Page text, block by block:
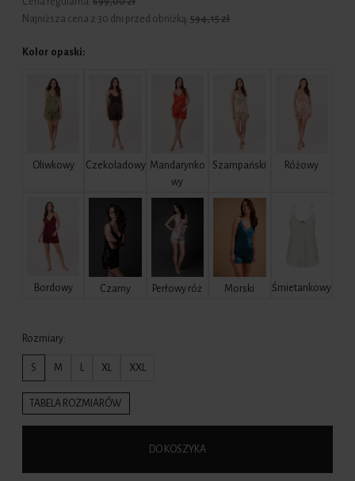
Najniższa cena z 30 dni przed obniżką: 594,15 zł
Kolor opaski:
Oliwkowy Czekoladowy Mandarynko
wy
Szampański Różowy
Bordowy Czarny Perłowy róż Morski Śmietankowy
Rozmiary:
S M XL XXL
TABELA ROZMIARÓW
DO KOSZYKA